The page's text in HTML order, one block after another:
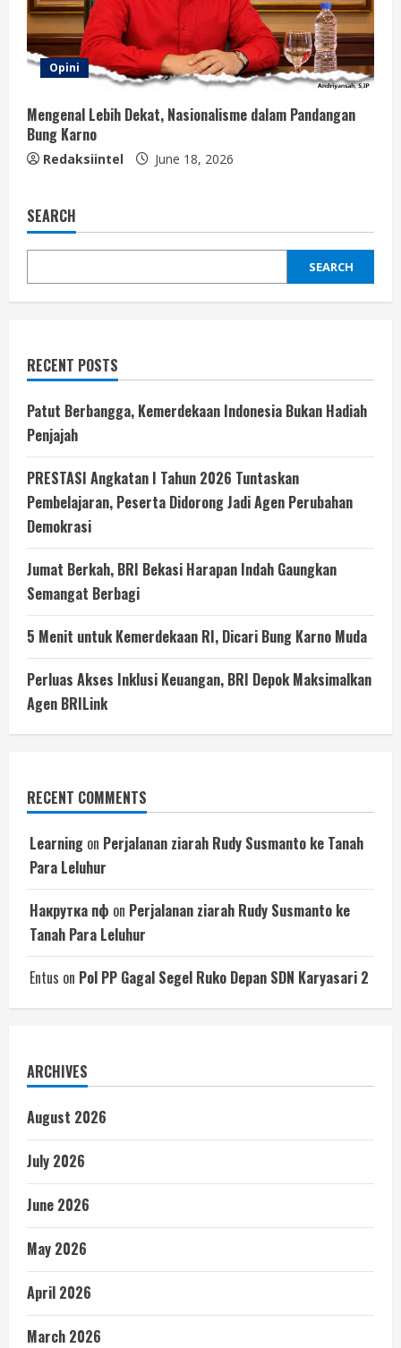
Opini
Mengenal Lebih Dekat, Nasionalisme dalam Pandangan
Bung Karno
Redaksiintel June 18, 2026
SEARCH
SEARCH
RECENT POSTS
Patut Berbangga, Kemerdekaan Indonesia Bukan Hadiah
Penjajah
PRESTASI Angkatan I Tahun 2026 Tuntaskan
Pembelajaran, Peserta Didorong Jadi Agen Perubahan
Demokrasi
Jumat Berkah, BRI Bekasi Harapan Indah Gaungkan
Semangat Berbagi
5 Menit untuk Kemerdekaan RI, Dicari Bung Karno Muda
Perluas Akses Inklusi Keuangan, BRI Depok Maksimalkan
Agen BRILink
RECENT COMMENTS
Learning on Perjalanan ziarah Rudy Susmanto ke Tanah
Para Leluhur
Накрутка пф on Perjalanan ziarah Rudy Susmanto ke
Tanah Para Leluhur
Entus on Pol PP Gagal Segel Ruko Depan SDN Karyasari 2
ARCHIVES
August 2026
July 2026
June 2026
May 2026
April 2026
March 2026